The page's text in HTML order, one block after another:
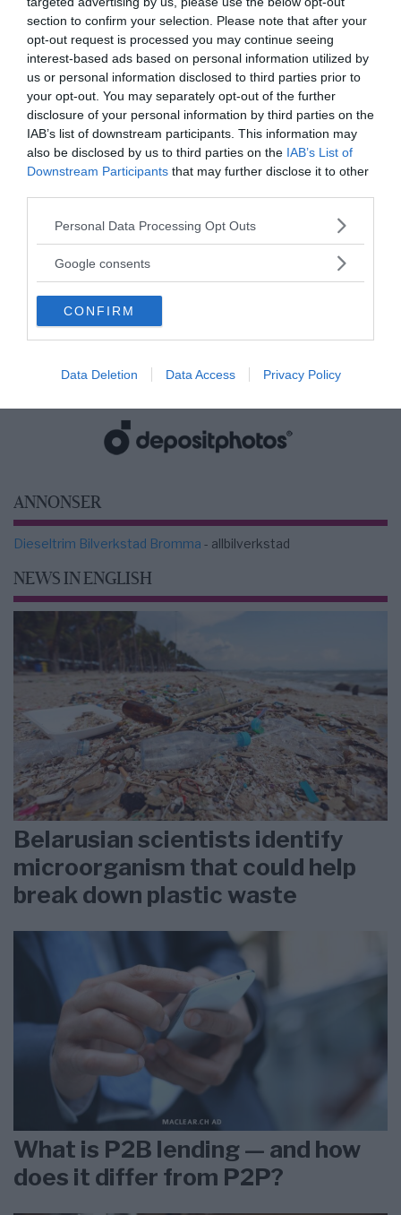
section to confirm your selection. Please note that after your
opt-out request is processed you may continue seeing
interest-based ads based on personal information utilized by
us or personal information disclosed to third parties prior to
your opt-out. You may separately opt-out of the further
disclosure of your personal information by third parties on the
IAB’s list of downstream participants. This information may
also be disclosed by us to third parties on the IAB’s List of
Downstream Participants that may further disclose it to other
Please note that this website/app uses one or more Google
not limited to your visit or usage behaviour. You may click to
use your data for below specified purposes in below Google
consent section.
Personal Data Processing Opt Outs
Google consents
CONFIRM
Data Deletion Data Access Privacy Policy
MEDIA PARTNERS
ANNONSER
Dieseltrim Bilverkstad Bromma - allbilverkstad
NEWS IN ENGLISH
Belarusian scientists identify
microorganism that could help
break down plastic waste
What is P2B lending — and how
does it differ from P2P?